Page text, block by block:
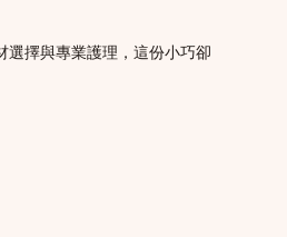
選擇與專業護理，這份小巧卻